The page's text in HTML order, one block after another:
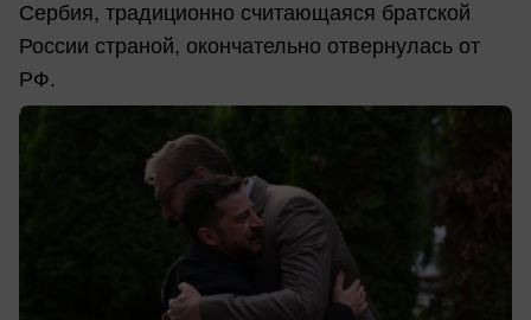
Сербия, традиционно считающаяся братской
России страной, окончательно отвернулась от
РФ.